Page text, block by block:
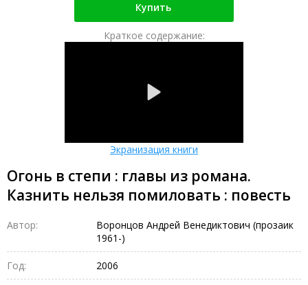
Купить
Краткое содержание:
Экранизация книги
Огонь в степи : главы из романа.
Казнить нельзя помиловать : повесть
Автор:
Воронцов Андрей Венедиктович (прозаик
1961-)
Год: 2006